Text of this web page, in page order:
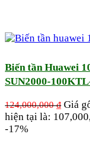
Biến tần Huawei
SUN2000-
124,000,000₫ Giá
hiện tại là:
-17%